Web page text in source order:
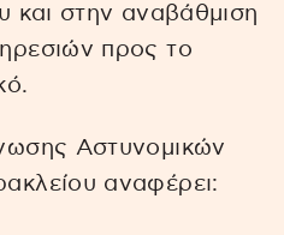
και στην αναβάθμιση
προς το
Αστυνομικών
αναφέρει: